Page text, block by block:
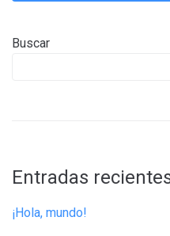
Buscar
Entradas
¡Hola, mundo!